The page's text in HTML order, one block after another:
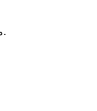
مسجد الفتح يقع في منطقة البلاعة بأولاد زياد بالجزائر. يُقام فيه الصلوات الخمس ويخدم سكان المنطقة المحليين.